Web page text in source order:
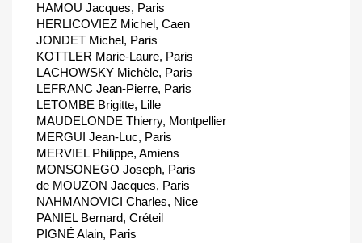
HAMOU Jacques, Paris
HERLICOVIEZ Michel, Caen
JONDET Michel, Paris
KOTTLER Marie-Laure, Paris
LACHOWSKY Michèle, Paris
LEFRANC Jean-Pierre, Paris
LETOMBE Brigitte, Lille
MAUDELONDE Thierry, Montpellier
MERGUI Jean-Luc, Paris
MERVIEL Philippe, Amiens
MONSONEGO Joseph, Paris
de MOUZON Jacques, Paris
NAHMANOVICI Charles, Nice
PANIEL Bernard, Créteil
PIGNÉ Alain, Paris